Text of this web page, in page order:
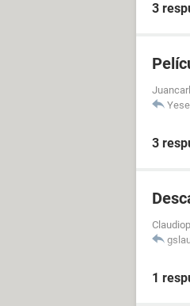
3
3
1